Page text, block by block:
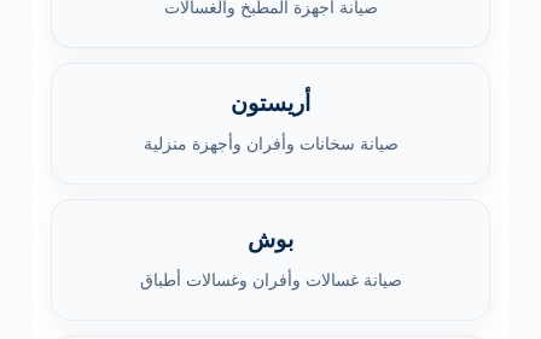
صيانة أجهزة المطبخ والغسالات
أريستون
صيانة سخانات وأفران وأجهزة منزلية
بوش
صيانة غسالات وأفران وغسالات أطباق